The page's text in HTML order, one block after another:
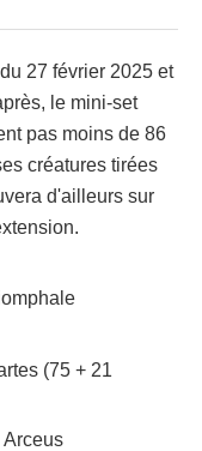
27 février 2025 et
le mini-set
pas moins de 86
créatures tirées
d'ailleurs sur
(75 + 21
Arceus